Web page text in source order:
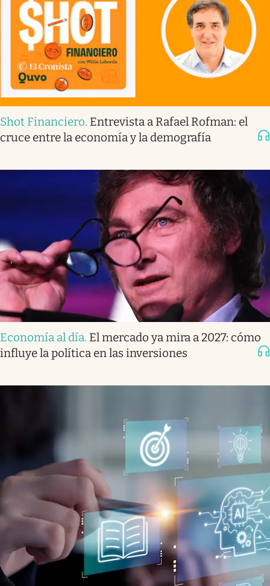
Shot Financiero. Entrevista a Rafael Rofman: el
cruce entre la economía y la demografía
Economía al día. El mercado ya mira a 2027: cómo
influye la política en las inversiones